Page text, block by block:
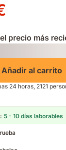
precio más
Añadir al carrito
24 horas, 2121
: 5 - 10 días laborables